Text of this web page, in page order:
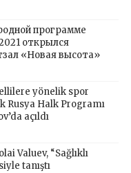
программе
открылся
«Новая высота»
yönelik spor
Rusya Halk Programı
açıldı
Valuev, “Sağlıklı
tanıştı